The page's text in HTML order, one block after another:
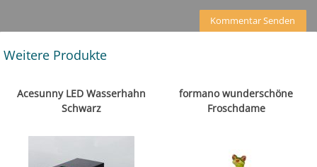
Weitere Produkte
Acesunny LED Wasserhahn
Schwarz
formano wunderschöne
Froschdame